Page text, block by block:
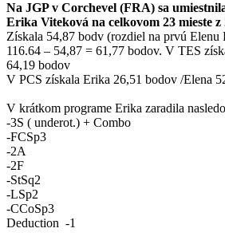
Na JGP v Corchevel (FRA) sa
Erika Viteková na celkovom 23 mieste
Získala 54,87 bodv (rozdiel na prvú Elenu
116.64 – 54,87 = 61,77 bodov. V TES
64,19 bodov
V PCS získala Erika 26,51 bodov /Elena
V krátkom programe Erika zaradila
-3S ( underot.) + Combo
-FCSp3
-2A
-2F
-StSq2
-LSp2
-CCoSp3
Deduction -1